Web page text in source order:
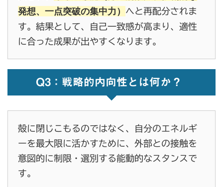
発想、一点突破の集中力）
へと再配分されま
す。結果として、自己一致感が高まり、適性
に合った成果が出やすくなります。
Q3：戦略的内向性とは何か？
殻に閉じこもるのではなく、自分のエネルギ
ーを最大限に活かすために、外部との接触を
意図的に制限・選別する能動的なスタンスで
す。